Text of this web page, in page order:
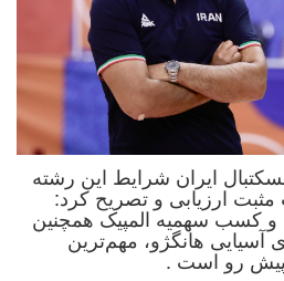
ایران شرایط این رشته
ارزیابی و تصریح کرد:
و کسب سهمیه المپیک همچنین
آسیایی هانگژو، مهم‌ترین
پیش رو است .